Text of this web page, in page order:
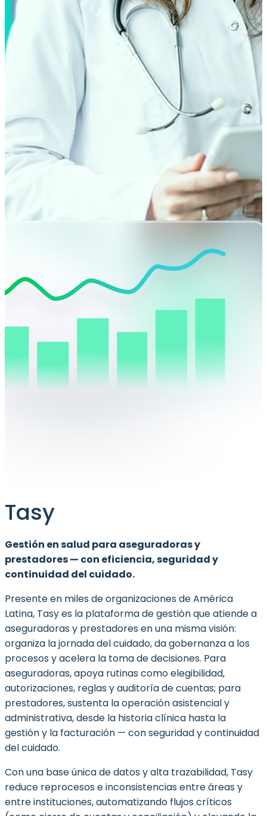
Tasy
Gestión en salud para aseguradoras y
prestadores — con eficiencia, seguridad y
continuidad del cuidado.
Presente en miles de organizaciones de América
Latina, Tasy es la plataforma de gestión que atiende a
aseguradoras y prestadores en una misma visión:
organiza la jornada del cuidado, da gobernanza a los
procesos y acelera la toma de decisiones. Para
aseguradoras, apoya rutinas como elegibilidad,
autorizaciones, reglas y auditoría de cuentas; para
prestadores, sustenta la operación asistencial y
administrativa, desde la historia clínica hasta la
gestión y la facturación — con seguridad y continuidad
del cuidado.
Con una base única de datos y alta trazabilidad, Tasy
reduce reprocesos e inconsistencias entre áreas y
entre instituciones, automatizando flujos críticos